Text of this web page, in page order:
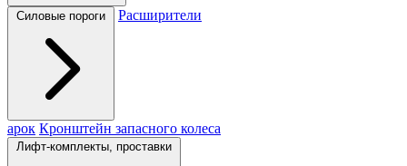
Силовые пороги Расширители
арок Кронштейн запасного колеса
Лифт-комплекты, проставки